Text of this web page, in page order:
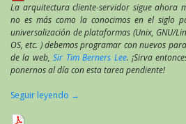
La arquitectura cliente-servidor sigue ahora
no es más como la conocimos en el siglo
universalización de plataformas (Unix, GNU/
OS, etc. ) debemos programar con nuevos
de la web,Sir Tim Berners Lee. ¡Sirva
ponernos al día con esta tarea pendiente!
Seguir leyendo →